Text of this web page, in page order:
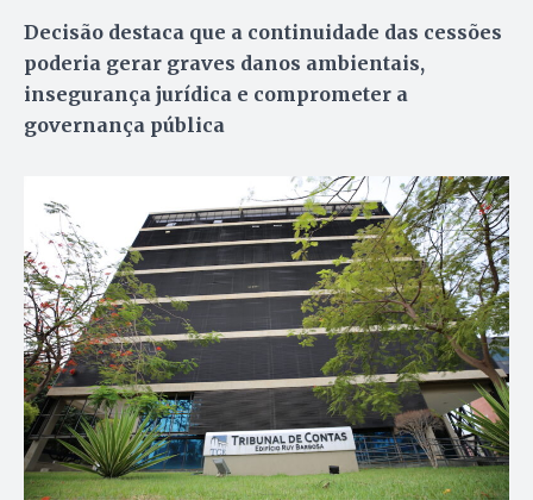
Decisão destaca que a continuidade das cessões
poderia gerar graves danos ambientais,
insegurança jurídica e comprometer a
governança pública